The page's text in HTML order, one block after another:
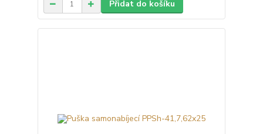
Přidat do košíku